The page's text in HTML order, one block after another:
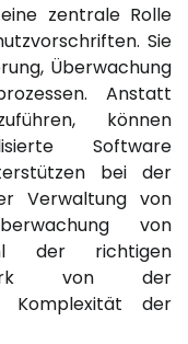
zentrale Rolle
Sie
Überwachung
Anstatt
können
Software
bei der
Verwaltung von
von
der richtigen
von der
Komplexität der